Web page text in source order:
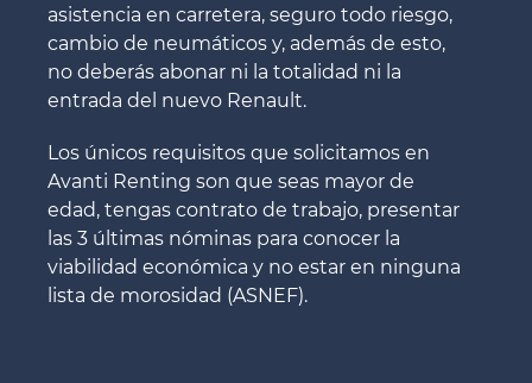
asistencia en carretera, seguro todo riesgo,
cambio de neumáticos y, además de esto,
no deberás abonar ni la totalidad ni la
entrada del nuevo Renault.
Los únicos requisitos que solicitamos en
Avanti Renting son que seas mayor de
edad, tengas contrato de trabajo, presentar
las 3 últimas nóminas para conocer la
viabilidad económica y no estar en ninguna
lista de morosidad (ASNEF).